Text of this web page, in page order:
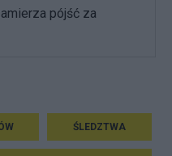
pójść za
ŚLEDZTWA